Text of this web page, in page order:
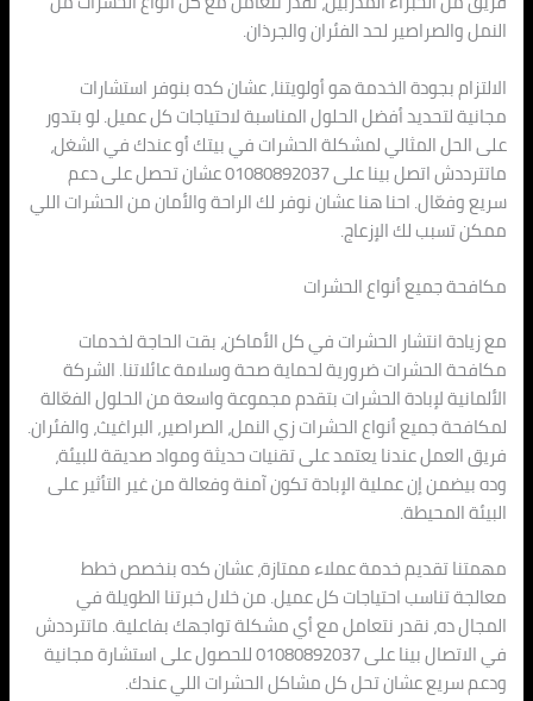
النمل والصراصير لحد الفئران والجرذان.
الالتزام بجودة الخدمة هو أولويتنا، عشان كده بنوفر استشارات
مجانية لتحديد أفضل الحلول المناسبة لاحتياجات كل عميل. لو بتدور
على الحل المثالي لمشكلة الحشرات في بيتك أو عندك في الشغل،
ماتترددش اتصل بينا على 01080892037 عشان تحصل على دعم
سريع وفعّال. احنا هنا عشان نوفر لك الراحة والأمان من الحشرات اللي
ممكن تسبب لك الإزعاج.
مكافحة جميع أنواع الحشرات
مع زيادة انتشار الحشرات في كل الأماكن، بقت الحاجة لخدمات
مكافحة الحشرات ضرورية لحماية صحة وسلامة عائلاتنا. الشركة
الألمانية لإبادة الحشرات بتقدم مجموعة واسعة من الحلول الفعّالة
لمكافحة جميع أنواع الحشرات زي النمل، الصراصير، البراغيث، والفئران.
فريق العمل عندنا يعتمد على تقنيات حديثة ومواد صديقة للبيئة،
وده بيضمن إن عملية الإبادة تكون آمنة وفعالة من غير التأثير على
البيئة المحيطة.
مهمتنا تقديم خدمة عملاء ممتازة، عشان كده بنخصص خطط
معالجة تناسب احتياجات كل عميل. من خلال خبرتنا الطويلة في
المجال ده، نقدر نتعامل مع أي مشكلة تواجهك بفاعلية. ماتترددش
في الاتصال بينا على 01080892037 للحصول على استشارة مجانية
ودعم سريع عشان تحل كل مشاكل الحشرات اللي عندك.